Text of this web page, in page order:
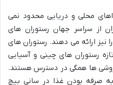
محلی و دریایی محدود نمی
از سراسر جهان رستوران های
نیز ارائه می دهند. رستوران های
تازه رستوران های چینی و آسیایی
ها همگی در دسترس هستند.
صرفه بودن غذا در سانی بیچ